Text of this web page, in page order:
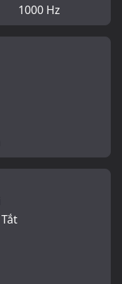
1000 Hz
Tắt